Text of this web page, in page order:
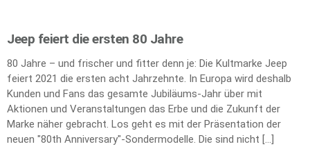
Jeep feiert die ersten 80 Jahre
80 Jahre – und frischer und fitter denn je: Die Kultmarke Jeep
feiert 2021 die ersten acht Jahrzehnte. In Europa wird deshalb
Kunden und Fans das gesamte Jubiläums-Jahr über mit
Aktionen und Veranstaltungen das Erbe und die Zukunft der
Marke näher gebracht. Los geht es mit der Präsentation der
neuen "80th Anniversary"-Sondermodelle. Die sind nicht […]